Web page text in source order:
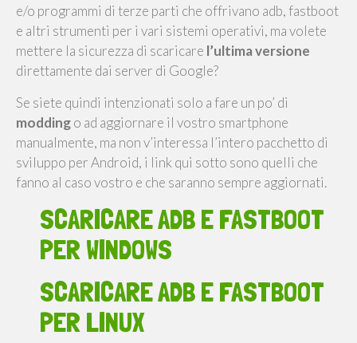
e/o programmi di terze parti che offrivano adb, fastboot
e altri strumenti per i vari sistemi operativi, ma volete
mettere la sicurezza di scaricare l’ultima versione
direttamente dai server di Google?
Se siete quindi intenzionati solo a fare un po’ di
moddingo ad aggiornare il vostro smartphone
manualmente, ma non v’interessa l’intero pacchetto di
sviluppo per Android, i link qui sotto sono quelli che
fanno al caso vostro e che saranno sempre aggiornati.
SCARICARE ADB E FASTBOOT
PER WINDOWS
SCARICARE ADB E FASTBOOT
PER LINUX